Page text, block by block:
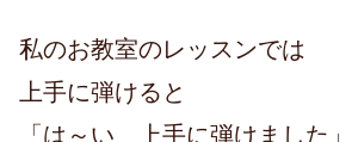
私のお教室のレッスンでは
上手に弾けると
「は～い 上手に弾けました」